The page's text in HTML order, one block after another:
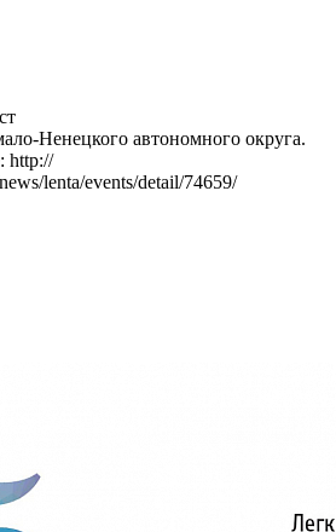
Ненецкого автономного округа.
http://
lenta/events/detail/74659/